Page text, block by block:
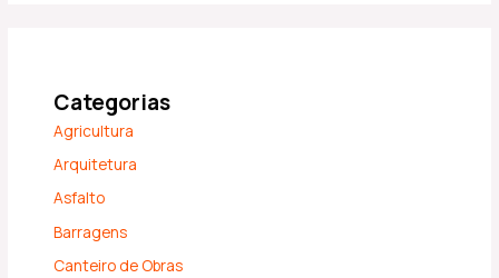
Categorias
Agricultura
Arquitetura
Asfalto
Barragens
Canteiro de Obras